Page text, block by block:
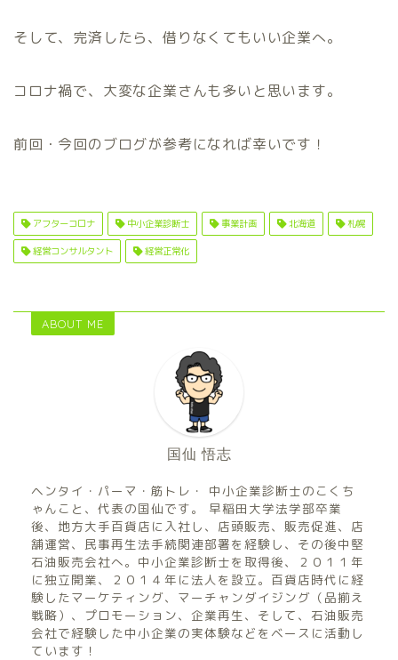
そして、完済したら、借りなくてもいい企業へ。
コロナ禍で、大変な企業さんも多いと思います。
前回・今回のブログが参考になれば幸いです！
アフターコロナ 中小企業診断士 事業計画 北海道 札幌
経営コンサルタント 経営正常化
ABOUT ME
国仙 悟志
ヘンタイ・パーマ・筋トレ・ 中小企業診断士のこくち
ゃんこと、代表の国仙です。 早稲田大学法学部卒業
後、地方大手百貨店に入社し、店頭販売、販売促進、店
舗運営、民事再生法手続関連部署を経験し、その後中堅
石油販売会社へ。中小企業診断士を取得後、２０１１年
に独立開業、２０１４年に法人を設立。百貨店時代に経
験したマーケティング、マーチャンダイジング（品揃え
戦略）、プロモーション、企業再生、そして、石油販売
会社で経験した中小企業の実体験などをベースに活動し
ています！